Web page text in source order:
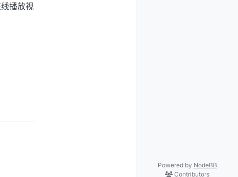
播放视
Powered by NodeBB
Contributors